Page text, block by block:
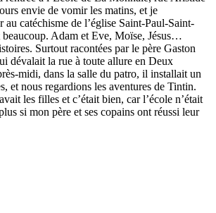
envie de vomir les matins, et je
au catéchisme de l’église Saint-Paul-Saint-
Adam et Eve, Moïse, Jésus…
Surtout racontées par le père Gaston
dévalait la rue à toute allure en Deux
midi, dans la salle du patro, il installait un
et nous regardions les aventures de Tintin.
les filles et c’était bien, car l’école n’était
si mon père et ses copains ont réussi leur